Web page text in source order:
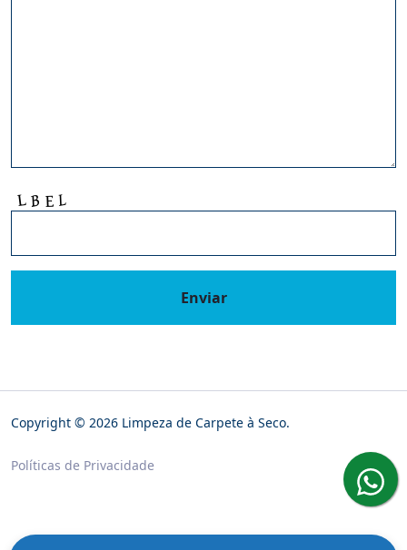
Enviar
Copyright © 2026 Limpeza de Carpete à Seco.
Políticas de Privacidade